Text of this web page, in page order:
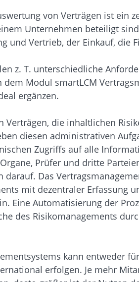
von Verträgen ist ein
Unternehmen beteiligt
und Vertrieb, der Einkauf,
z. T. unterschiedliche
dem Modul smartLCM
ergänzen.
Verträgen, die inhaltlichen
diesen administrativen
Zugriffs auf alle
Prüfer und dritte
Das
mit dezentraler Erfassung
Eine Automatisierung der
des Risikomanagements
kann entweder
erfolgen. Je mehr